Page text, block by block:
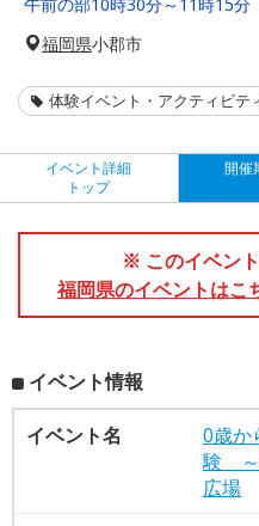
福岡県小郡市
体験イベント・アクティビテ
イベント詳細
トップ
開催
※ このイベント
福岡県のイベントはこ
イベント情報
イベント名
0歳か
験 ～
広場